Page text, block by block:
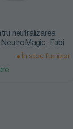
neutralizarea
NeutroMagic, Fabi
În stoc furnizor